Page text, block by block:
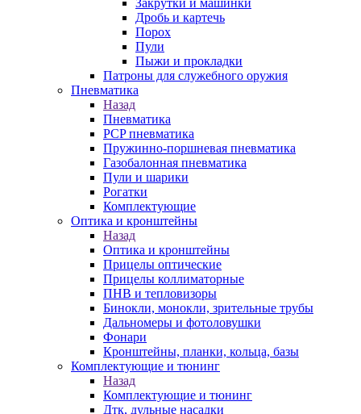
Закрутки и машинки
Дробь и картечь
Порох
Пули
Пыжи и прокладки
Патроны для служебного оружия
Пневматика
Назад
Пневматика
PCP пневматика
Пружинно-поршневая пневматика
Газобалонная пневматика
Пули и шарики
Рогатки
Комплектующие
Оптика и кронштейны
Назад
Оптика и кронштейны
Прицелы оптические
Прицелы коллиматорные
ПНВ и тепловизоры
Бинокли, монокли, зрительные трубы
Дальномеры и фотоловушки
Фонари
Кронштейны, планки, кольца, базы
Комплектующие и тюнинг
Назад
Комплектующие и тюнинг
Дтк, дульные насадки